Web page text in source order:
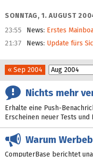
SONNTAG, 1. AUGUST
23:55
News: Erstes
21:37 News: Update fürs
« Sep 2004
Nichts mehr
Erhalte eine Push-
Erscheinen neuer Tests und
Warum
ComputerBase berichtet